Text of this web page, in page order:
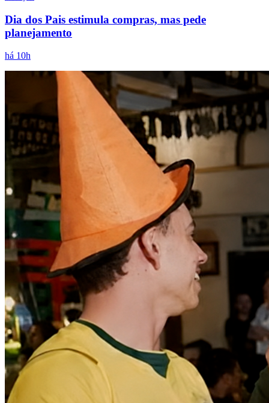
Fluminense
Dia dos Pais estimula compras, mas pede
planejamento
há 10h